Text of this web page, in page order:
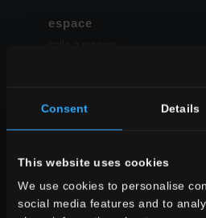
Consent Details
This website uses cookies
We use cookies to personalise
social media features and to
espace
salle des bains
commercial
style